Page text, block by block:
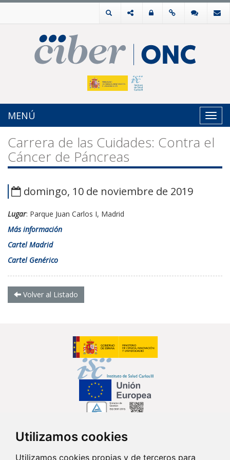
Utilizamos cookies
Utilizamos cookies propias y de terceros para
MENÚ
Carrera de las Cuidades: Contra el
Cáncer de Páncreas
domingo, 10 de noviembre de 2019
Lugar: Parque Juan Carlos I, Madrid
Más información
Cartel Madrid
Cartel Genérico
Volver al Listado
Síguenos en...